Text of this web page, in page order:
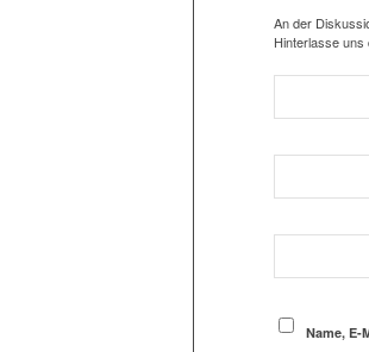
An der
Hinterlasse uns
Name,